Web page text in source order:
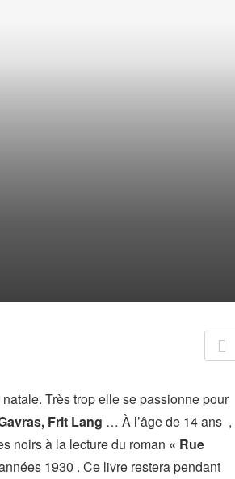
Très trop elle se passionne pour
Frit Lang … À l’âge de 14 ans ,
noirs à la lecture du roman « Rue
1930 . Ce livre restera pendant